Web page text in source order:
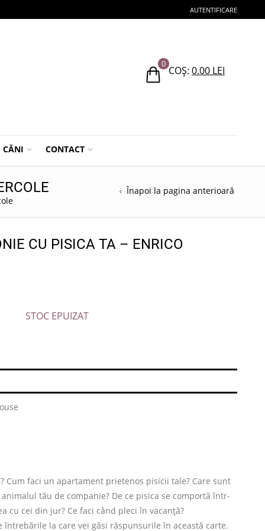
AUTENTIFICARE
0
COȘ: 0.00 LEI
CĂNI CONTACT
Înapoi la pagina anterioară
CU PISICA TA – ENRICO
STOC EPUIZAT
Cum faci un apartament prietenos pisicii tale? Care sunt
tău de companie? De ce pisica se comportă într-
cu cei din jur? Ce faci când pleci în vacanță?
întrebările la care vei găsi răspunsurile în această carte.